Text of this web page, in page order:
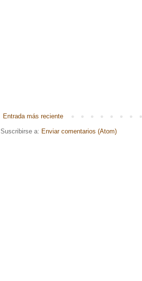
Entrada más reciente
Suscribirse a: Enviar comentarios (Atom)